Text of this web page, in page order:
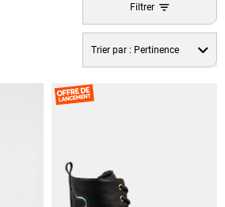
Filtrer
Trier par : Pertinence